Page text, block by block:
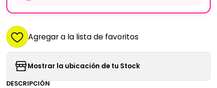
Agregar a la lista de favoritos
Mostrar la ubicación de tu Stock
DESCRIPCIÓN